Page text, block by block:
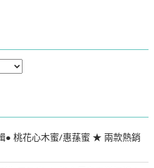
● 桃花心木蜜/惠蓀蜜 ★ 兩款熱銷